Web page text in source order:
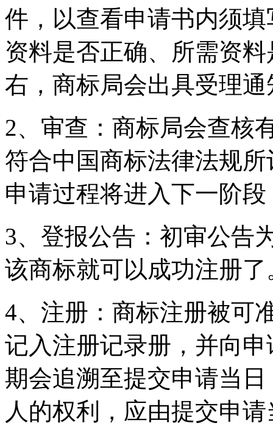
件，以查看申请书内须
资料是否正确、所需资
右，商标局会出具受理通
2、审查：商标局会查核
符合中国商标法律法规
申请过程将进入下一阶
3、登报公告：初审公告
该商标就可以成功注册了
4、注册：商标注册被可
记入注册记录册，并向
期会追溯至提交申请当
人的权利，应由提交申